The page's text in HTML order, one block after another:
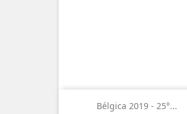
Bélgica 2019 - 25°...